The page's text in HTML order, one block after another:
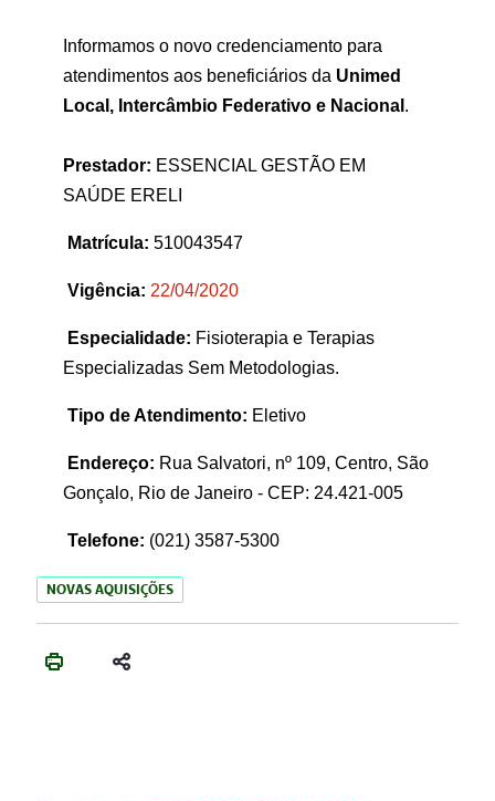
Informamos o novo credenciamento para
atendimentos aos beneficiários da Unimed
Local, Intercâmbio Federativo e Nacional .
Prestador: ESSENCIAL GESTÃO EM
SAÚDE ERELI
Matrícula: 510043547
Vigência: 22/04/2020
Especialidade: Fisioterapia e Terapias
Especializadas Sem Metodologias.
Tipo de Atendimento: Eletivo
Endereço: Rua Salvatori, nº 109, Centro, São
Gonçalo, Rio de Janeiro - CEP: 24.421-005
Telefone: (021) 3587-5300
NOVAS AQUISIÇÕES